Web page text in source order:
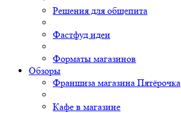
Решения для общепита
Фастфуд идеи
Форматы магазинов
Обзоры
Франшиза магазина Пятёрочка
Кафе в магазине